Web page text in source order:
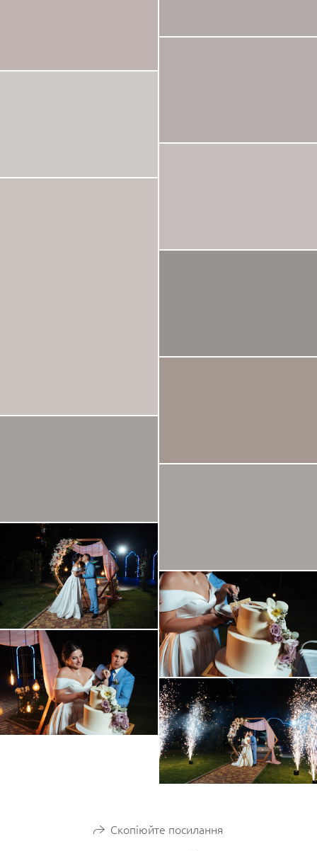
Скопіюйте посилання